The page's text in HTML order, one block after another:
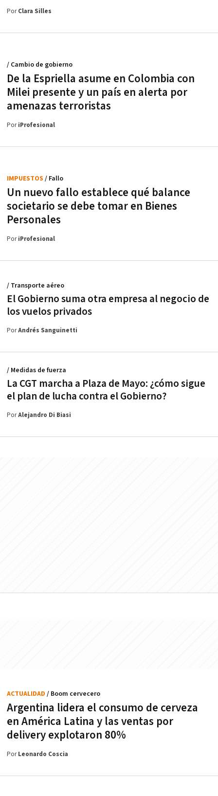
PorClara Silles
De la Espriella asume en Colombia con
Milei presente y un país en alerta por
amenazas terroristas
/ Cambio de gobierno
PoriProfesional
Un nuevo fallo establece qué balance
societario se debe tomar en Bienes
Personales
IMPUESTOS / Fallo
PoriProfesional
El Gobierno suma otra empresa al negocio de
los vuelos privados
/ Transporte aéreo
PorAndrés Sanguinetti
La CGT marcha a Plaza de Mayo: ¿cómo sigue
el plan de lucha contra el Gobierno?
/ Medidas de fuerza
PorAlejandro Di Biasi
Argentina lidera el consumo de cerveza
en América Latina y las ventas por
delivery explotaron 80%
ACTUALIDAD / Boom cervecero
PorLeonardo Coscia